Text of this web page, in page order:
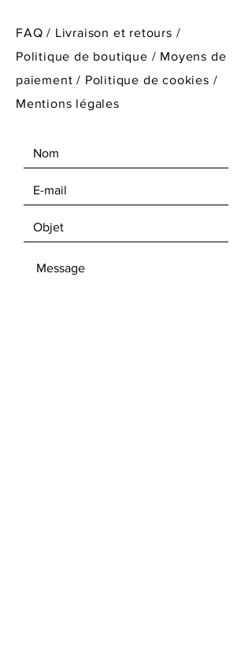
FAQ / Livraison et retours /
Politique de boutique / Moyens de
paiement / Politique de cookies /
Mentions légales